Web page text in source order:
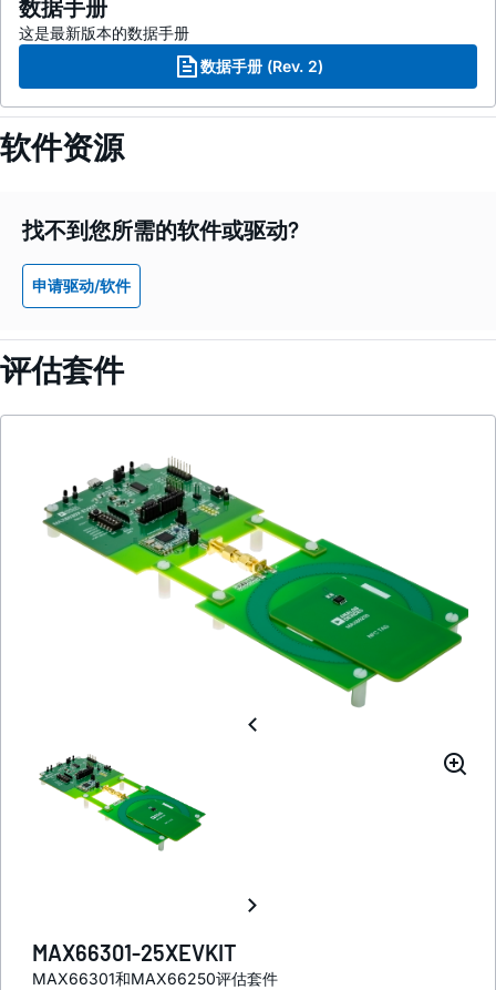
数据手册
这是最新版本的数据手册
数据手册 (Rev. 2)
软件资源
找不到您所需的软件或驱动?
申请驱动/软件
评估套件
MAX66301-25XEVKIT
MAX66301和MAX66250评估套件